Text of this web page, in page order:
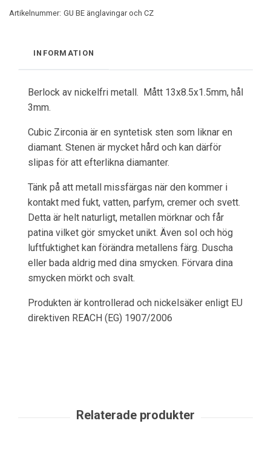
Artikelnummer: GU BE änglavingar och CZ
INFORMATION
Berlock av nickelfri metall. Mått 13x8.5x1.5mm, hål
3mm.
Cubic Zirconia är en syntetisk sten som liknar en
diamant. Stenen är mycket hård och kan därför
slipas för att efterlikna diamanter.
Tänk på att metall missfärgas när den kommer i
kontakt med fukt, vatten, parfym, cremer och svett.
Detta är helt naturligt, metallen mörknar och får
patina vilket gör smycket unikt. Även sol och hög
luftfuktighet kan förändra metallens färg. Duscha
eller bada aldrig med dina smycken. Förvara dina
smycken mörkt och svalt.
Produkten är kontrollerad och nickelsäker enligt EU
direktiven REACH (EG) 1907/2006